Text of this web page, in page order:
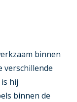
binnen
verschillende
hij
binnen de